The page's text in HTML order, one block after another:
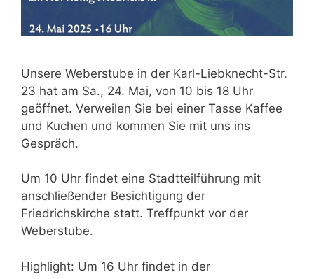
Unsere Weberstube in der Karl-Liebknecht-Str.
23 hat am Sa., 24. Mai, von 10 bis 18 Uhr
geöffnet. Verweilen Sie bei einer Tasse Kaffee
und Kuchen und kommen Sie mit uns ins
Gespräch.
Um 10 Uhr findet eine Stadtteilführung mit
anschließender Besichtigung der
Friedrichskirche statt. Treffpunkt vor der
Weberstube.
Highlight: Um 16 Uhr findet in der